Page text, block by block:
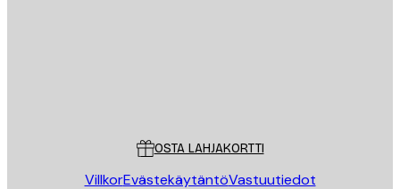
OSTA LAHJAKORTTI
VillkorEvästekäytäntöVastuutiedot